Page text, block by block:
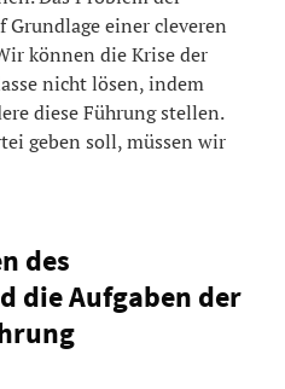
einer cleveren
können die Krise der
nicht lösen, indem
diese Führung stellen.
geben soll, müssen wir
des
die Aufgaben der